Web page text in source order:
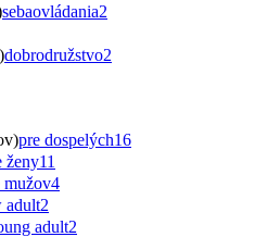
sebaovládania2
dobrodružstvo2
pre dospelých16
ženy11
mužov4
adult2
adult2